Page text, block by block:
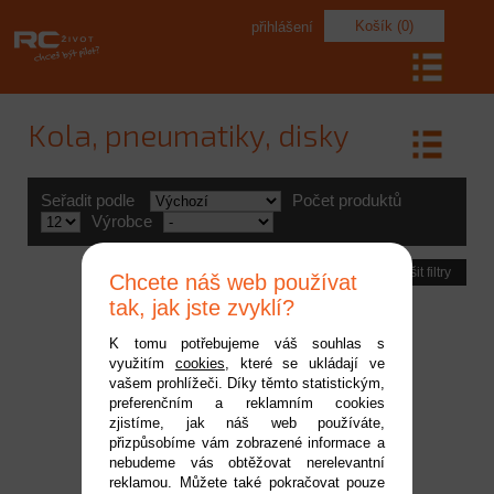
Košík (0)
přihlášení
Kola, pneumatiky, disky
Seřadit podle
Počet produktů
Výrobce
Zrušit filtry
Traxxas kolo, disk
Chcete náš web používat
tak, jak jste zvyklí?
K tomu potřebujeme váš souhlas s
využitím cookies, které se ukládají ve
vašem prohlížeči. Díky těmto statistickým,
preferenčním a reklamním cookies
zjistíme, jak náš web používáte,
přizpůsobíme vám zobrazené informace a
nebudeme vás obtěžovat nerelevantní
reklamou. Můžete také pokračovat pouze